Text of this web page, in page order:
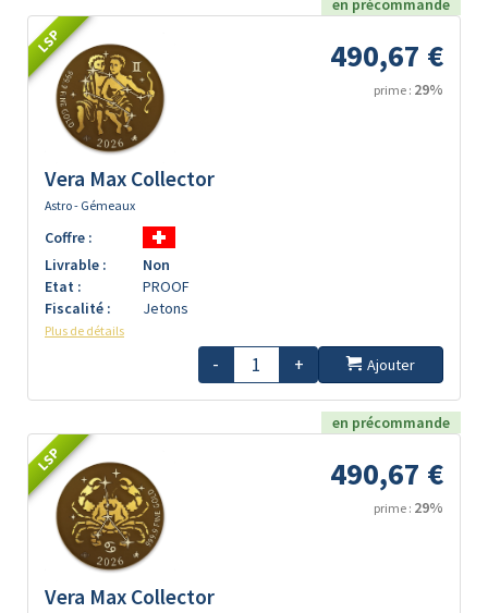
LSP 490,67 €
prime : 29%
Vera Max Collector
Astro - Gémeaux
Coffre :
Livrable :
Non
Etat :
PROOF
Fiscalité :
Jetons
Plus de détails
- + Ajouter
en précommande
LSP 490,67 €
prime : 29%
Vera Max Collector